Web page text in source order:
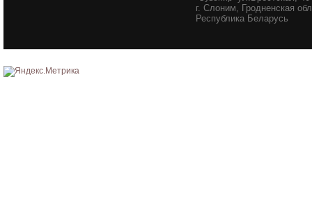
г. Слоним, Гродненская
Республика Беларусь